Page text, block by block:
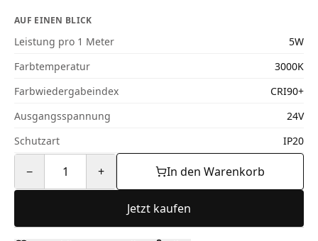
AUF EINEN BLICK
Leistung pro 1 Meter
5W
Farbtemperatur
3000K
Farbwiedergabeindex
CRI90+
Ausgangsspannung
24V
Schutzart
IP20
− 1 + In den Warenkorb
Jetzt kaufen